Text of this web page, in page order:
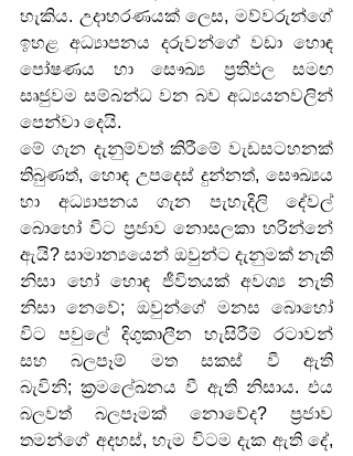
හැකිය. උදාහරණයක් ලෙස, මව්වරුන්ගේ
ඉහළ අධ්‍යාපනය දරුවන්ගේ වඩා හොඳ
පෝෂණය හා සෞඛ්‍ය ප්‍රතිඵල සමඟ
සෘජුවම සම්බන්ධ වන බව අධ්‍යයනවලින්
පෙන්වා දෙයි.
මේ ගැන දැනුම්වත් කිරීමේ වැඩසටහනක්
තිබුණත්, හොඳ උපදෙස් දුන්නත්, සෞඛ්‍යය
හා අධ්‍යාපනය ගැන පැහැදිලි දේවල්
බොහෝ විට ප්‍රජාව නොසලකා හරින්නේ
ඇයි? සාමාන්‍යයෙන් ඔවුන්ට දැනුමක් නැති
නිසා හෝ හොඳ ජීවිතයක් අවශ්‍ය නැති
නිසා නෙවේ; ඔවුන්ගේ මනස බොහෝ
විට පවුලේ දිගුකාලීන හැසිරීම් රටාවන්
සහ බලපෑම් මත සකස් වී ඇති
බැවිනි; ක්‍රමලේඛනය වී ඇති නිසාය. එය
බලවත් බලපෑමක් නොවේද? ප්‍රජාව
තමන්ගේ අදහස්, හැම විටම දැක ඇති දේ,